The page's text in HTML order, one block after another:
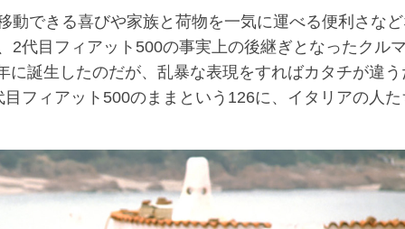
できる喜びや家族と荷物を一気に運べる便利さな
2代目フィアット500の事実上の後継ぎとなったクル
誕生したのだが、乱暴な表現をすればカタチが違う
フィアット500のままという126に、イタリアの人た